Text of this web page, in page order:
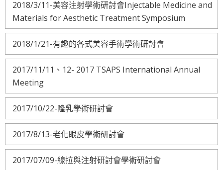
2018/3/11-美容注射學術研討會Injectable Medicine and
Materials for Aesthetic Treatment Symposium
2018/1/21-有趣的各式美容手術學術研討會
2017/11/11、12- 2017 TSAPS International Annual
Meeting
2017/10/22-隆乳學術研討會
2017/8/13-老化眼皮學術研討會
2017/07/09-線拉與注射研討會學術研討會